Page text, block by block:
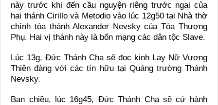
này trước khi đến cầu nguyện riêng trước ngai của
hai thánh Cirillo và Metodio vào lúc 12g50 tại Nhà thờ
chính tòa thánh Alexander Nevsky của Tòa Thượng
Phụ. Hai vị thánh này là bổn mạng các dân tộc Slave.
Lúc 13g, Đức Thánh Cha sẽ đọc kinh Lạy Nữ Vương
Thiên đàng với các tín hữu tại Quảng trường Thánh
Nevsky.
Ban chiều, lúc 16g45, Ðức Thánh Cha sẽ cử hành